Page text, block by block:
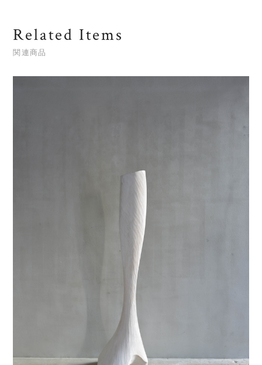
Related Items
関連商品